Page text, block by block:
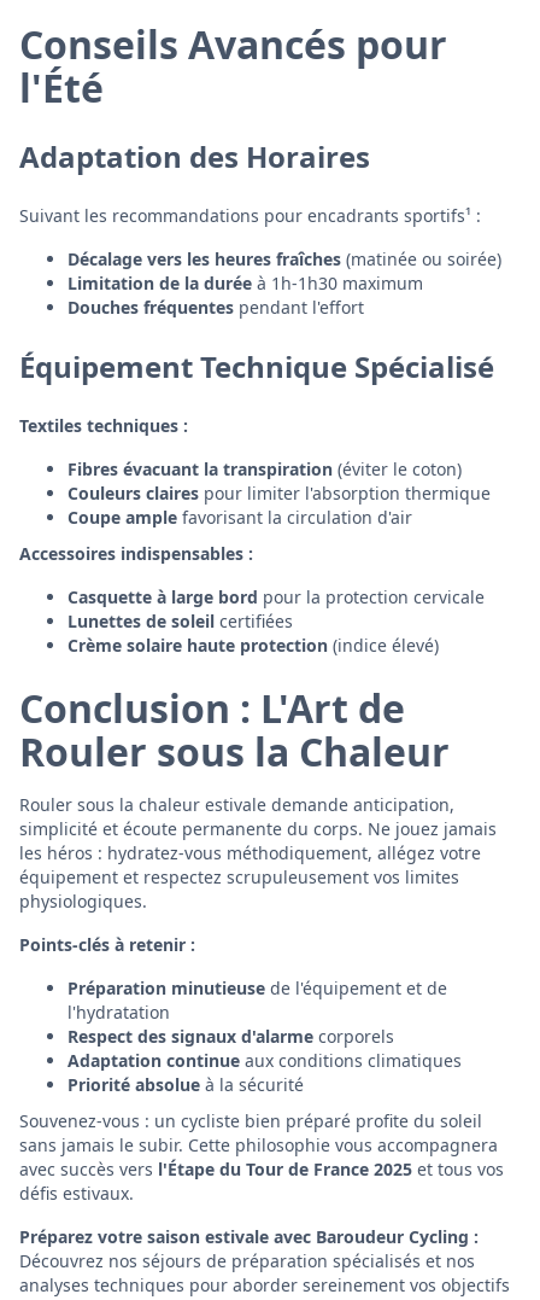
Conseils Avancés pour
l'Été
Adaptation des Horaires
Suivant les recommandations pour encadrants sportifs¹ :
Décalage vers les heures fraîches (matinée ou soirée)
Limitation de la durée à 1h-1h30 maximum
Douches fréquentes pendant l'effort
Équipement Technique Spécialisé
Textiles techniques :
Fibres évacuant la transpiration (éviter le coton)
Couleurs claires pour limiter l'absorption thermique
Coupe ample favorisant la circulation d'air
Accessoires indispensables :
Casquette à large bord pour la protection cervicale
Lunettes de soleil certifiées
Crème solaire haute protection (indice élevé)
Conclusion : L'Art de
Rouler sous la Chaleur
Rouler sous la chaleur estivale demande anticipation,
simplicité et écoute permanente du corps. Ne jouez jamais
les héros : hydratez-vous méthodiquement, allégez votre
équipement et respectez scrupuleusement vos limites
physiologiques.
Points-clés à retenir :
Préparation minutieuse de l'équipement et de
l'hydratation
Respect des signaux d'alarme corporels
Adaptation continue aux conditions climatiques
Priorité absolue à la sécurité
Souvenez-vous : un cycliste bien préparé profite du soleil
sans jamais le subir. Cette philosophie vous accompagnera
avec succès vers l'Étape du Tour de France 2025 et tous vos
défis estivaux.
Préparez votre saison estivale avec Baroudeur Cycling :
Découvrez nos séjours de préparation spécialisés et nos
analyses techniques pour aborder sereinement vos objectifs